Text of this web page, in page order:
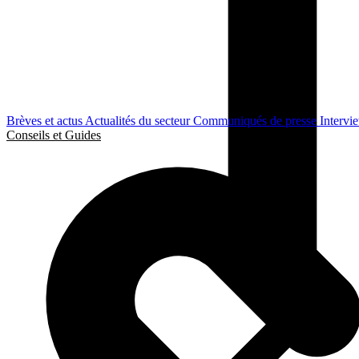
Brèves et actus Actualités du secteurCommuniqués de presse
Conseils et Guides